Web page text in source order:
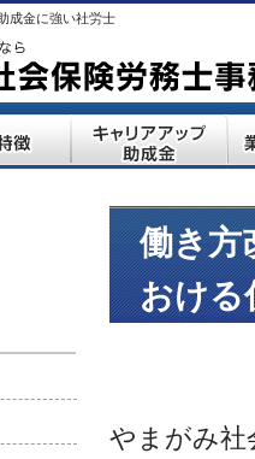
成金に強い社労士
働き方
おける
やまがみ社